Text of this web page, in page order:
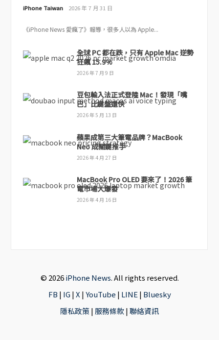
iPhone Taiwan 2026 年 7 月 31 日
《iPhone News 愛瘋了》報導，很多人以為 Apple...
全球 PC 都在跌，只有 Apple Mac 逆勢
狂飆 15.9%
2026 年 7 月 9 日
豆包輸入法正式登陸 Mac！發現「嘴
巴」比鍵盤還快
2026 年 5 月 13 日
蘋果成第三大筆電品牌？MacBook
Neo 成關鍵推手
2026 年 4 月 27 日
MacBook Pro OLED 要來了！2026 筆
電市場大爆發
2026 年 4 月 16 日
© 2026iPhone News. All rights reserved.
FB | IG|X |YouTube | LINE | Bluesky
隱私政策| 服務條款|聯絡資訊